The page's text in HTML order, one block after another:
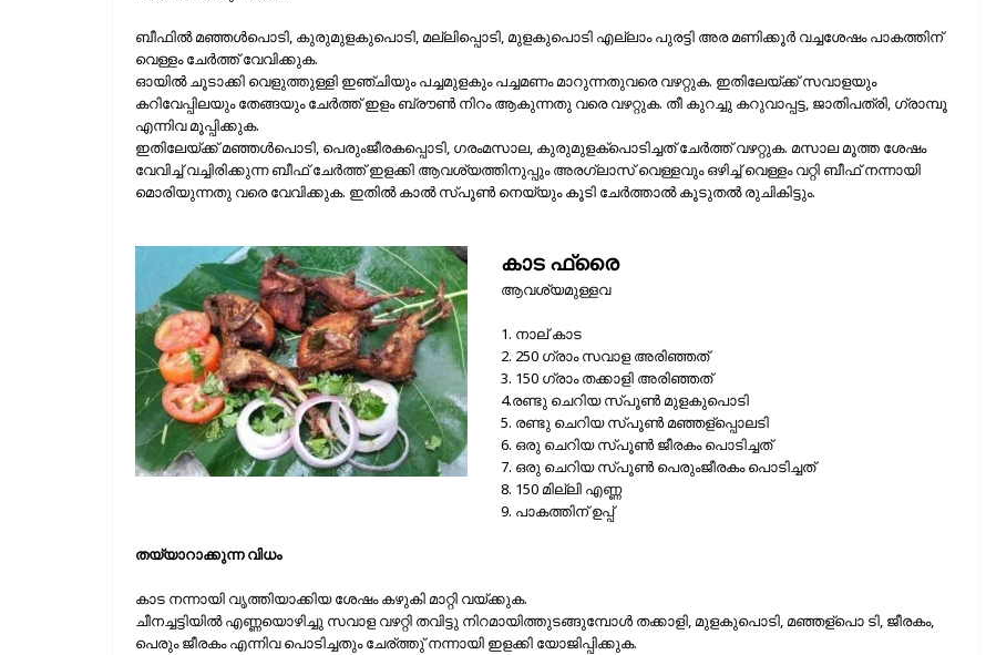
ബീഫില്‍ മഞ്ഞള്‍പൊടി, കുരുമുളകുപൊടി, മല്ലിപ്പൊടി, മുളകുപൊടി എല്ലാം പുരട്ടി അര മണിക്കൂര്‍ വച്ചശേഷം പാകത്തിന്
വെള്ളം ചേര്‍ത്ത് വേവിക്കുക.
ഓയില്‍ ചൂടാക്കി വെളുത്തുള്ളി ഇഞ്ചിയും പച്ചമുളകും പച്ചമണം മാറുന്നതുവരെ വഴറ്റുക. ഇതിലേയ്ക്ക് സവാളയും
കറിവേപ്പിലയും തേങ്ങയും ചേര്‍ത്ത് ഇളം ബ്രൗണ്‍ നിറം ആകുന്നതു വരെ വഴറ്റുക. തീ കുറച്ചു കറുവാപ്പട്ട, ജാതിപത്രി, ഗ്രാമ്പൂ
എന്നിവ മൂപ്പിക്കുക.
ഇതിലേയ്ക്ക് മഞ്ഞള്‍പൊടി, പെരുംജീരകപ്പൊടി, ഗരംമസാല, കുരുമുളക്‌പൊടിച്ചത് ചേര്‍ത്ത് വഴറ്റുക. മസാല മൂത്ത ശേഷം
വേവിച്ച് വച്ചിരിക്കുന്ന ബീഫ് ചേര്‍ത്ത് ഇളക്കി ആവശ്യത്തിനുപ്പും അരഗ്ലാസ് വെള്ളവും ഒഴിച്ച് വെള്ളം വറ്റി ബീഫ് നന്നായി
മൊരിയുന്നതു വരെ വേവിക്കുക. ഇതില്‍ കാല്‍ സ്പൂണ്‍ നെയ്യും കൂടി ചേര്‍ത്താല്‍ കൂടുതല്‍ രുചികിട്ടും.
കാട ഫ്രൈ
ആവശ്യമുള്ളവ
1. നാല്‌ കാട
2. 250 ഗ്രാം സവാള അരിഞ്ഞത്‌
3. 150 ഗ്രാം തക്കാളി അരിഞ്ഞത്‌
4.രണ്ടു ചെറിയ സ്‌പൂണ്‍ മുളകുപൊടി
5. രണ്ടു ചെറിയ സ്‌പൂണ്‍ മഞ്ഞള്പ്പൊലടി
6. ഒരു ചെറിയ സ്‌പൂണ്‍ ജീരകം പൊടിച്ചത്‌
7. ഒരു ചെറിയ സ്‌പൂണ്‍ പെരുംജീരകം പൊടിച്ചത്‌
8. 150 മില്ലി എണ്ണ
9. പാകത്തിന്‌ ഉപ്പ്‌
തയ്യാറാക്കുന്ന വിധം
കാട നന്നായി വൃത്തിയാക്കിയ ശേഷം കഴുകി മാറ്റി വയ്‌ക്കുക.
ചീനച്ചട്ടിയില്‍ എണ്ണയൊഴിച്ചു സവാള വഴറ്റി തവിട്ടു നിറമായിത്തുടങ്ങുമ്പോള്‍ തക്കാളി, മുളകുപൊടി, മഞ്ഞള്പൊ ടി, ജീരകം,
പെരും ജീരകം എന്നിവ പൊടിച്ചതും ചേര്ത്തു് നന്നായി ഇളക്കി യോജിപ്പിക്കുക.